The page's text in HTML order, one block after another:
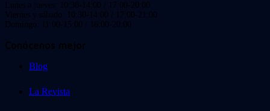
Lunes a jueves: 10:30-14:00 / 17:00-20:00
Viernes y sábado: 10:30-14:00 / 17:00-21:00
Domingo: 11:00-15:00 / 16:00-20:00
Conócenos mejor
Blog
La Revista